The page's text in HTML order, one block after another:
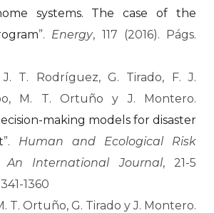
systems. The case of the
”. Energy, 117 (2016). Págs.
J. T. Rodríguez, G. Tirado, F. J.
M. T. Ortuño y J. Montero.
making models for disaster
”. Human and Ecological Risk
An International Journal, 21-5
1360
T. Ortuño, G. Tirado y J. Montero.